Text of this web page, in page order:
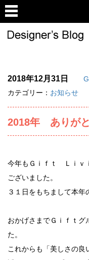
2018年12月31日
カテゴリー： お知らせ
2018年 ありが
今年もＧｉｆｔ Ｌｉｖ
ございました。
３１日をもちまして本年
おかげさまでＧｉｆｔグ
た。
これからも「美しさの